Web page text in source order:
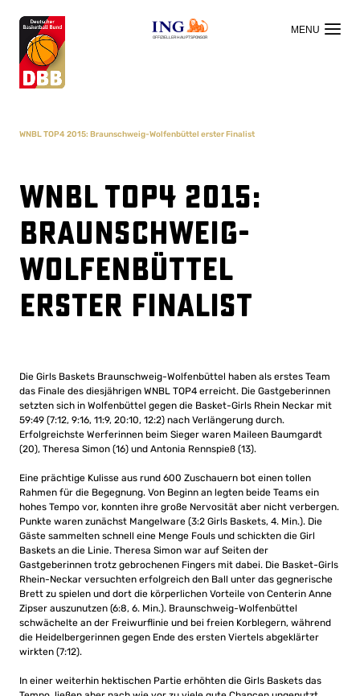
OFFIZIELLER HAUPTSPONSOR
WNBL TOP4 2015: Braunschweig-Wolfenbüttel erster Finalist
WNBL TOP4 2015:
Braunschweig-
Wolfenbüttel
erster Finalist
Die Girls Baskets Braunschweig-Wolfenbüttel haben als erstes Team
das Finale des diesjährigen WNBL TOP4 erreicht. Die Gastgeberinnen
setzten sich in Wolfenbüttel gegen die Basket-Girls Rhein Neckar mit
59:49 (7:12, 9:16, 11:9, 20:10, 12:2) nach Verlängerung durch.
Erfolgreichste Werferinnen beim Sieger waren Maileen Baumgardt
(20), Theresa Simon (16) und Antonia Rennspieß (13).
Eine prächtige Kulisse aus rund 600 Zuschauern bot einen tollen
Rahmen für die Begegnung. Von Beginn an legten beide Teams ein
hohes Tempo vor, konnten ihre große Nervosität aber nicht verbergen.
Punkte waren zunächst Mangelware (3:2 Girls Baskets, 4. Min.). Die
Gäste sammelten schnell eine Menge Fouls und schickten die Girl
Baskets an die Linie. Theresa Simon war auf Seiten der
Gastgeberinnen trotz gebrochenen Fingers mit dabei. Die Basket-Girls
Rhein-Neckar versuchten erfolgreich den Ball unter das gegnerische
Brett zu spielen und dort die körperlichen Vorteile von Centerin Anne
Zipser auszunutzen (6:8, 6. Min.). Braunschweig-Wolfenbüttel
schwächelte an der Freiwurflinie und bei freien Korblegern, während
die Heidelbergerinnen gegen Ende des ersten Viertels abgeklärter
wirkten (7:12).
In einer weiterhin hektischen Partie erhöhten die Girls Baskets das